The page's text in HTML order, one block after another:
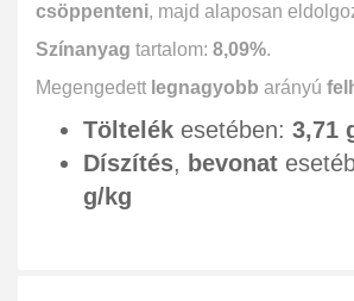
csöppenteni, majd alaposan
Színanyag tartalom: 8,09%.
Megengedett legnagyobb arányú
Töltelék esetében: 3,71
Díszítés, bevonat
g/kg